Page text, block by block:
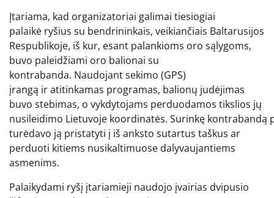
Įtariama, kad organizatoriai galimai tiesiogiai
palaikė ryšius su bendrininkais, veikiančiais Baltarusijos
Respublikoje, iš kur, esant palankioms oro sąlygoms,
buvo paleidžiami oro balionai su
kontrabanda. Naudojant sekimo (GPS)
įrangą ir atitinkamas programas, balionų judėjimas
buvo stebimas, o vykdytojams perduodamos tikslios jų
nusileidimo Lietuvoje koordinatės. Surinkę kontrabandą
turėdavo ją pristatyti į iš anksto sutartus taškus ar
perduoti kitiems nusikaltimuose dalyvaujantiems
asmenims.
Palaikydami ryšį įtariamieji naudojo įvairias dvipusio